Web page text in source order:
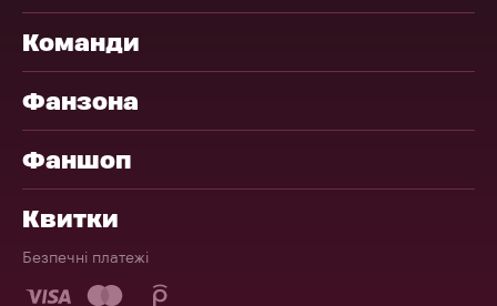
Команди
Фанзона
Фаншоп
Квитки
Безпечні платежі